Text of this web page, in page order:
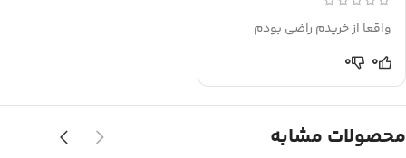
واقعا از خریدم راضی بودم
0
0
محصولات مشابه